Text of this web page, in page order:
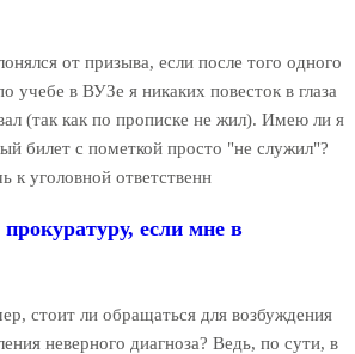
от призыва, если после того одного
учебе в ВУЗе я никаких повесток в глаза
(так как по прописке не жил). Имею ли я
билет с пометкой просто "не служил"?
к уголовной ответственн
если мне в
стоит ли обращаться для возбуждения
неверного диагноза? Ведь, по сути, в